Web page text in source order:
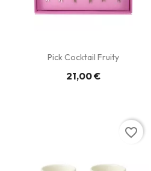
Pick Cocktail Fruity
21,00 €
favorite_border